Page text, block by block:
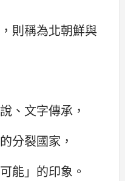
則稱為北朝鮮與
、文字傳承，
分裂國家，
能」的印象。